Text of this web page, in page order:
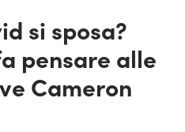
si sposa?
pensare alle
Cameron